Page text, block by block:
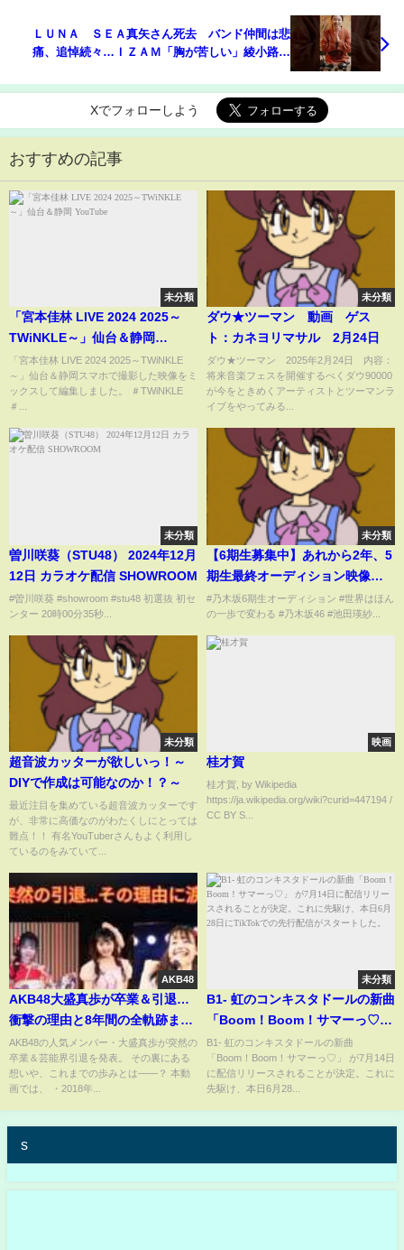
ＬＵＮＡ ＳＥＡ真矢さん死去 バンド仲間は悲
痛、追悼続々…ＩＺＡＭ「胸が苦しい」綾小路翔
Xでフォローしよう
おすすめの記事
未分類
「宮本佳林 LIVE 2024 2025～
TWiNKLE～」仙台＆静岡
YouTube
「宮本佳林 LIVE 2024 2025～TWiNKLE
～」仙台＆静岡スマホで撮影した映像をミ
ックスして編集しました。 ＃TWiNKLE
＃...
未分類
ダウ★ツーマン 動画 ゲス
ト：カネヨリマサル 2月24日
ダウ★ツーマン 2025年2月24日 内容：
将来音楽フェスを開催するべくダウ90000
が今をときめくアーティストとツーマンラ
イブをやってみる...
未分類
曽川咲葵（STU48） 2024年12月
12日 カラオケ配信 SHOWROOM
#曽川咲葵 #showroom #stu48 初選抜 初セ
ンター 20時00分35秒...
未分類
【6期生募集中】あれから2年、5
期生最終オーディション映像を
初公開！池田瑛紗篇【応募：3月
5日(火)17時まで】
#乃木坂6期生オーディション #世界はほん
の一歩で変わる #乃木坂46 #池田瑛紗...
未分類
超音波カッターが欲しいっ！～
DIYで作成は可能なのか！？～
最近注目を集めている超音波カッターです
が、非常に高価なのがわたくしにとっては
難点！！ 有名YouTuberさんもよく利用し
ているのをみていて...
映画
桂才賀
桂才賀, by Wikipedia
https://ja.wikipedia.org/wiki?curid=447194 /
CC BY S...
AKB48
AKB48大盛真歩が卒業＆引退…
衝撃の理由と8年間の全軌跡まと
め | 楽天国
AKB48の人気メンバー・大盛真歩が突然の
卒業＆芸能界引退を発表。 その裏にある
想いや、これまでの歩みとは――？ 本動
画では、 ・2018年...
未分類
B1- 虹のコンキスタドールの新曲
「Boom！Boom！サマーっ♡」
が7月14日に配信リリースされる
ことが決定。これに先駆け、本
日6月28日にTikTokでの先行配
B1- 虹のコンキスタドールの新曲
「Boom！Boom！サマーっ♡」 が7月14日
に配信リリースされることが決定。これに
先駆け、本日6月28...
s